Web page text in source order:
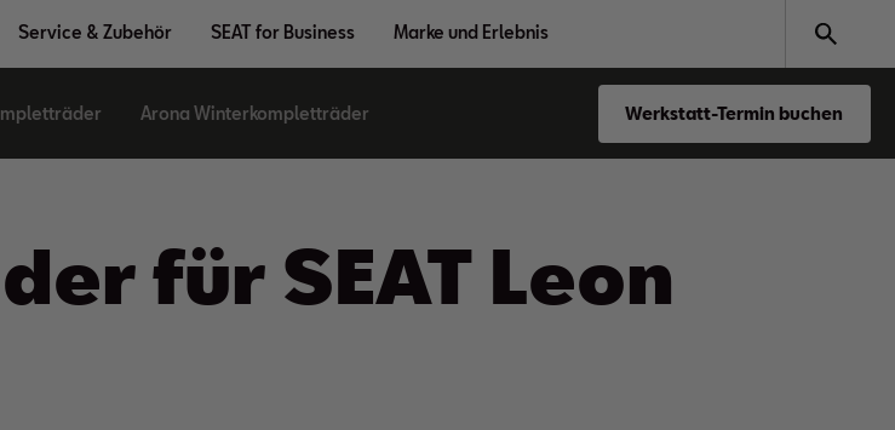
Service & Zubehör SEAT for Business Marke und Erlebnis
Arona Winterkompletträder Werkstatt-Termin buchen
für SEAT Leon